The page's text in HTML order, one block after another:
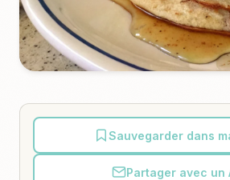
Sauvegarder dans
Partager avec un